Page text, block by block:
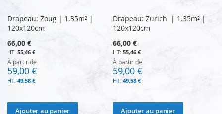
Drapeau: Zoug | 1.35m² |
120x120cm
66,00 €
55,46 €
À partir de
59,00 €
49,58 €
Ajouter au panier
Drapeau: Zurich | 1.35m² |
120x120cm
66,00 €
55,46 €
À partir de
59,00 €
49,58 €
Ajouter au panier